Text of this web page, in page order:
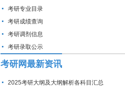
考研专业目录
考研成绩查询
考研调剂信息
考研录取公示
考研网最新资讯
2025考研大纲及大纲解析各科目汇总